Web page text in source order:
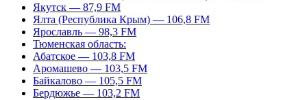
Якутск — 87,9 FM
Ялта (Республика Крым) — 106,8 FM
Ярославль — 98,3 FM
Тюменская область:
Абатское — 103,8 FM
Аромашево — 103,5 FM
Байкалово — 105,5 FM
Бердюжье — 103,2 FM